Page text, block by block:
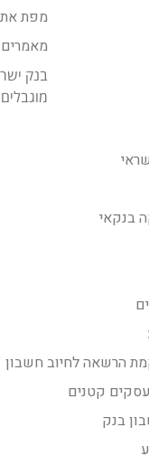
מפת
בנק
מוגבלים
בנקאי
הרשאה לחיוב חשבון
קטנים
בנק